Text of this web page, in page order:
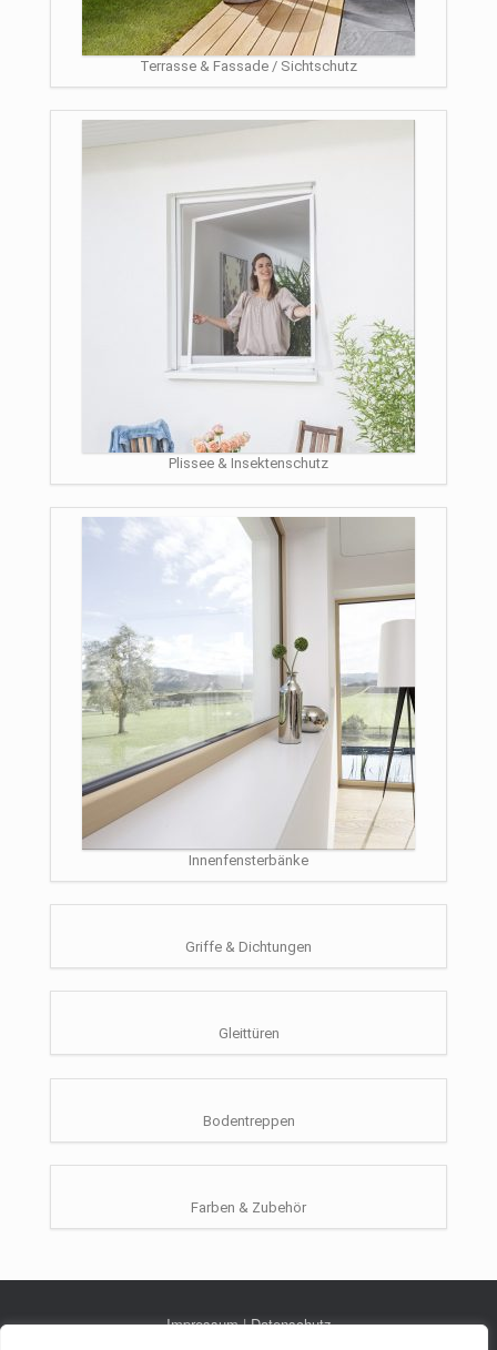
Terrasse & Fassade / Sichtschutz
Plissee & Insektenschutz
Innenfensterbänke
Griffe & Dichtungen
Gleittüren
Bodentreppen
Farben & Zubehör
Impressum|Datenschutz